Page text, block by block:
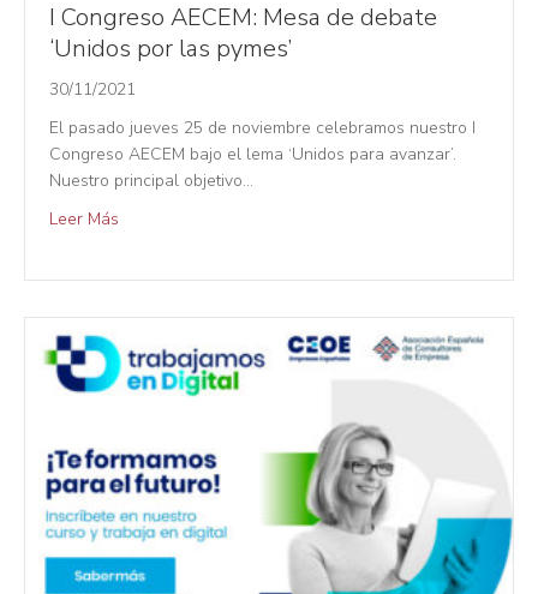
I Congreso AECEM: Mesa de debate
‘Unidos por las pymes’
30/11/2021
El pasado jueves 25 de noviembre celebramos nuestro I
Congreso AECEM bajo el lema ‘Unidos para avanzar’.
Nuestro principal objetivo…
Leer Más